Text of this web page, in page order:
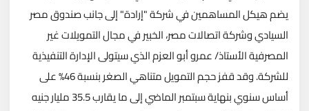
يضم هيكل المساهمين في شركة "إرادة" إلى جانب صندوق مصر
السيادي وشركة اتصالات مصر، الخبير في مجال التمويلات غير
المصرفية الأستاذ/ عمرو أبو العزم الذي سيتولى الإدارة التنفيذية
للشركة. وقد قفز حجم التمويل متناهي الصغر بنسبة 46% على
أساس سنوي بنهاية سبتمبر الماضي إلى ما يقارب 35.5 مليار جنيه